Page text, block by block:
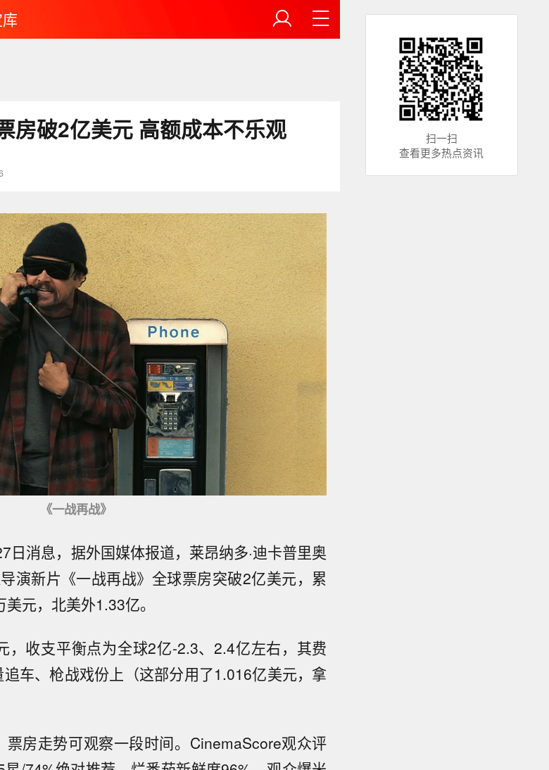
房破2亿美元 高额成本不乐观
《一战再战》
日消息，据外国媒体报道，莱昂纳多·迪卡普里奥
演新片《一战再战》全球票房突破2亿美元，累
元，北美外1.33亿。
，收支平衡点为全球2亿-2.3、2.4亿左右，其费
车、枪战戏份上（这部分用了1.016亿美元，拿
房走势可观察一段时间。CinemaScore观众评
扫一扫
查看更多热点资讯